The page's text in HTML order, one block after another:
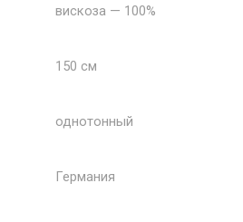
вискоза — 100%
150 см
однотонный
Германия